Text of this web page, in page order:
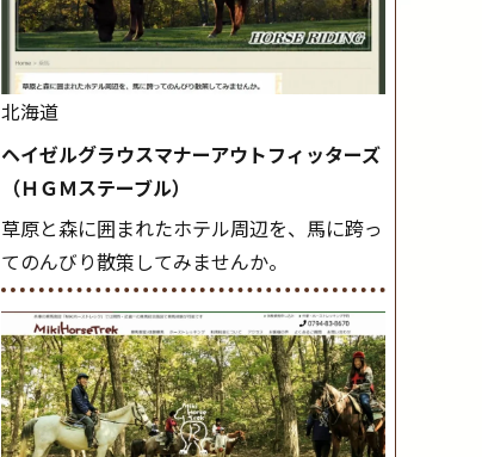
北海道
ヘイゼルグラウスマナーアウトフィッターズ
（ＨＧＭステーブル）
草原と森に囲まれたホテル周辺を、馬に跨っ
てのんびり散策してみませんか。